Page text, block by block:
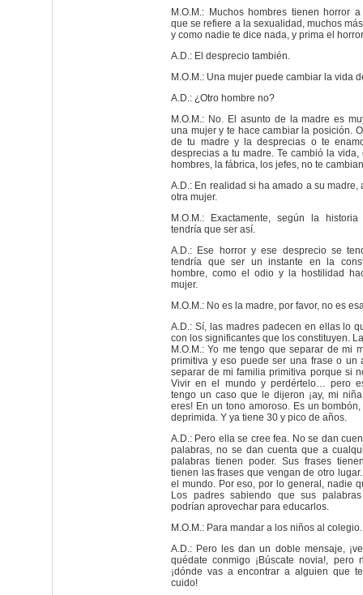
M.O.M.: Muchos hombres tienen horror
que se refiere a la sexualidad, muchos
y como nadie te dice nada, y prima el
A.D.: El desprecio también.
M.O.M.: Una mujer puede cambiar la vida
A.D.: ¿Otro hombre no?
M.O.M.: No. El asunto de la madre es
una mujer y te hace cambiar la posición.
de tu madre y la desprecias o te
desprecias a tu madre. Te cambió la vida,
hombres, la fábrica, los jefes, no te
A.D.: En realidad si ha amado a su madre,
otra mujer.
M.O.M.: Exactamente, según la
tendría que ser así.
A.D.: Ese horror y ese desprecio se
tendría que ser un instante en la
hombre, como el odio y la hostilidad
mujer.
M.O.M.: No es la madre, por favor, no es
A.D.: Sí, las madres padecen en ellas lo
con los significantes que los constituyen.
M.O.M.: Yo me tengo que separar de mi
primitiva y eso puede ser una frase o un
separar de mi familia primitiva porque si
Vivir en el mundo y perdértelo… pero
tengo un caso que le dijeron ¡ay, mi
eres! En un tono amoroso. Es un
deprimida. Y ya tiene 30 y pico de años.
A.D.: Pero ella se cree fea. No se dan
palabras, no se dan cuenta que a
palabras tienen poder. Sus frases
tienen las frases que vengan de otro
el mundo. Por eso, por lo general, nadie
Los padres sabiendo que sus
podrían aprovechar para educarlos.
M.O.M.: Para mandar a los niños al colegio.
A.D.: Pero les dan un doble mensaje,
quédate conmigo ¡Búscate novia!, pero
¡dónde vas a encontrar a alguien que
cuido!